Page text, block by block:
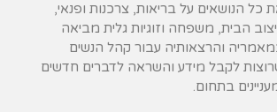
כל הנושאים על בריאות, צרכנות ופנאי,
הבית, משפחה וזוגיות גלית מביאה
והרצאותיה עבור קהל הנשים
לקבל מידע והשראה לדברים חדשים
בתחום.